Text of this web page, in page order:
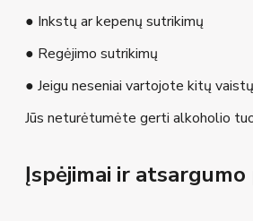
● Inkstų ar kepenų sutrikimų
● Regėjimo sutrikimų
● Jeigu neseniai vartojote kitų
Jūs neturėtumėte gerti alkoholio
Įspėjimai ir